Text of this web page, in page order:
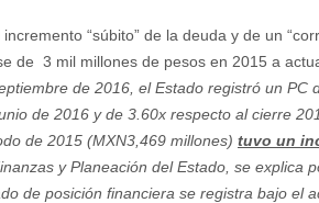
“súbito” de la deuda y de un
de 3 mil millones de pesos en 2015 a
de 2016, el Estado registró un PC
de 2016 y de 3.60x respecto al cierre
de 2015 (MXN3,469 millones) tuvo un
y Planeación del Estado, se explica
de posición financiera se registra bajo el